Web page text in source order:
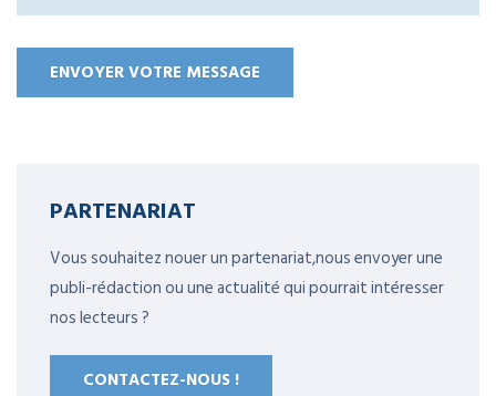
PARTENARIAT
Vous souhaitez nouer un partenariat,nous envoyer une
publi-rédaction ou une actualité qui pourrait intéresser
nos lecteurs ?
CONTACTEZ-NOUS !